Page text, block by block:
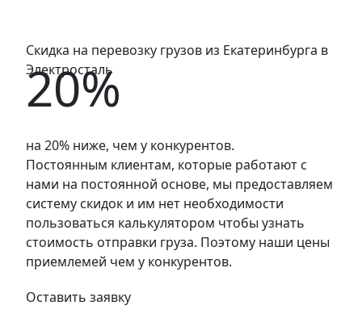
Скидка на перевозку грузов из Екатеринбурга в
Электросталь
20%
на 20% ниже, чем у конкурентов.
Постоянным клиентам, которые работают с
нами на постоянной основе, мы предоставляем
систему скидок и им нет необходимости
пользоваться калькулятором чтобы узнать
стоимость отправки груза. Поэтому наши цены
приемлемей чем у конкурентов.
Оставить заявку